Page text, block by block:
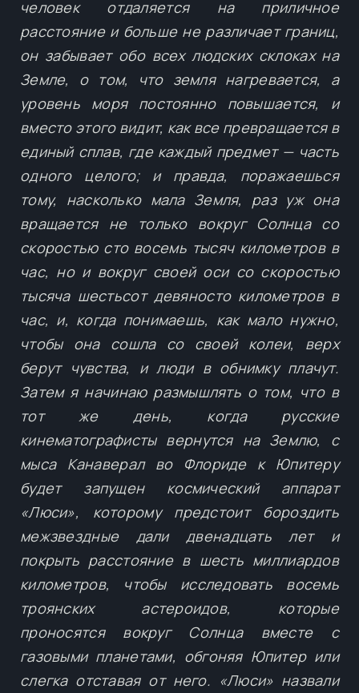
человек отдаляется на приличное
расстояние и больше не различает границ,
он забывает обо всех людских склоках на
Земле, о том, что земля нагревается, а
уровень моря постоянно повышается, и
вместо этого видит, как все превращается в
единый сплав, где каждый предмет — часть
одного целого; и правда, поражаешься
тому, насколько мала Земля, раз уж она
вращается не только вокруг Солнца со
скоростью сто восемь тысяч километров в
час, но и вокруг своей оси со скоростью
тысяча шестьсот девяносто километров в
час, и, когда понимаешь, как мало нужно,
чтобы она сошла со своей колеи, верх
берут чувства, и люди в обнимку плачут.
Затем я начинаю размышлять о том, что в
тот же день, когда русские
кинематографисты вернутся на Землю, с
мыса Канаверал во Флориде к Юпитеру
будет запущен космический аппарат
«Люси», которому предстоит бороздить
межзвездные дали двенадцать лет и
покрыть расстояние в шесть миллиардов
километров, чтобы исследовать восемь
троянских астероидов, которые
проносятся вокруг Солнца вместе с
газовыми планетами, обгоняя Юпитер или
слегка отставая от него. «Люси» назвали